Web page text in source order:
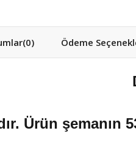
(0) Ödeme
Ürün şemanın